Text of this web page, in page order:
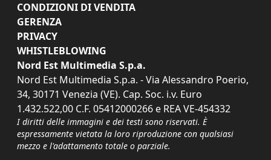
CONDIZIONI DI VENDITA
GERENZA
PRIVACY
WHISTLEBLOWING
Nord Est Multimedia S.p.a.
Nord Est Multimedia S.p.a. - Via Alessandro Poerio,
34, 30171 Venezia (VE). Cap. Soc. i.v. Euro
1.432.522,00 C.F. 05412000266 e REA VE-454332
I diritti delle immagini e dei testi sono riservati. È
espressamente vietata la loro riproduzione con qualsiasi
mezzo e l'adattamento totale o parziale.